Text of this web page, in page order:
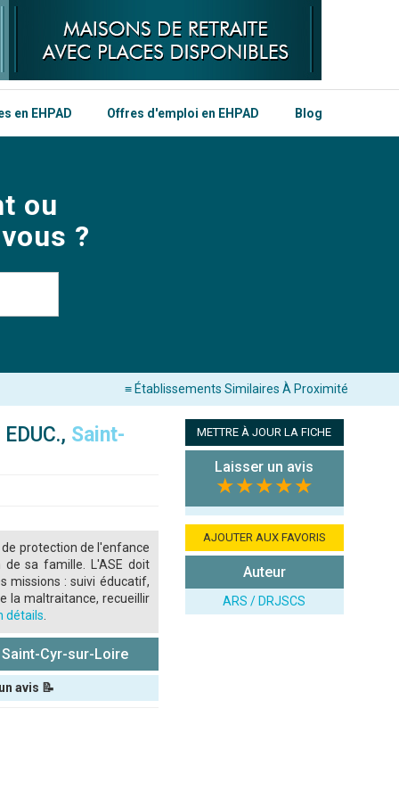
en EHPAD Offres d'emploi en EHPAD Blog
ou
?
≡ Établissements Similaires À Proximité
Saint-
de protection de l'enfance
sa famille. L'ASE doit
missions : suivi éducatif,
la maltraitance, recueillir
détails
Saint-Cyr-sur-Loire
avis 📝
METTRE À JOUR LA FICHE
Laisser un avis
★★★★★
AJOUTER AUX FAVORIS
Auteur
ARS / DRJSCS